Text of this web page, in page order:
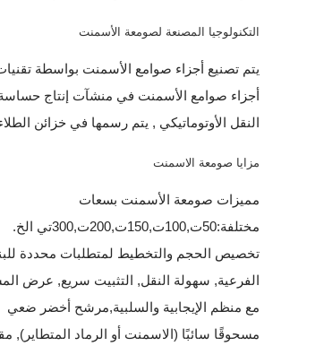
التكنولوجيا المصنعة لصومعة الأسمنت
يتم تصنيع أجزاء صوامع الأسمنت بواسطة
أجزاء صوامع الأسمنت في منشآت إنتاج حساسة
النقل الأوتوماتيكي , يتم رسمها في خزائن
مزايا صومعة الاسمنت
مميزات صومعة الأسمنت بسعات
مختلفة:50ت,100ت,150ت,200ت,300تي الخ.
تخصيص الحجم والتخطيط لمتطلبات محددة
الفرعية, سهولة النقل, التثبيت سريع, عرض
مع منظم الإيجابية والسلبية,مرشح أخضر ضعي
مسحوقًا سائبًا (الاسمنت أو الرماد المتطاير),